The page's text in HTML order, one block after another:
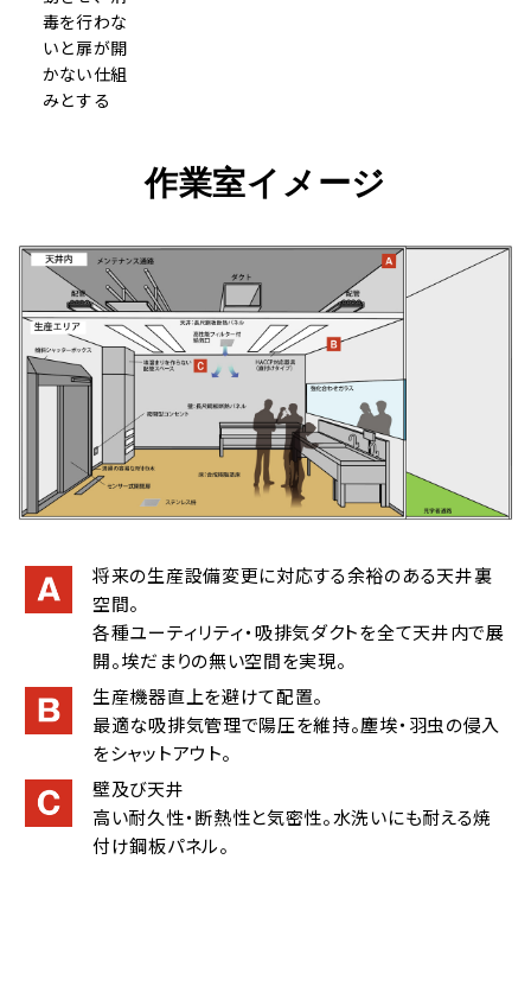
毒を行わな
いと扉が開
かない仕組
みとする
作業室イメージ
将来の生産設備変更に対応する余裕のある天井裏
空間。
各種ユーティリティ・吸排気ダクトを全て天井内で展
開。埃だまりの無い空間を実現。
生産機器直上を避けて配置。
最適な吸排気管理で陽圧を維持。塵埃・羽虫の侵入
をシャットアウト。
壁及び天井
高い耐久性・断熱性と気密性。水洗いにも耐える焼
付け鋼板パネル。